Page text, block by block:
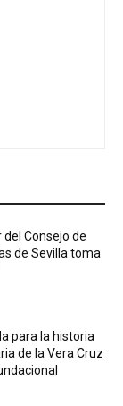
Consejo de
de Sevilla toma
para la historia
de la Vera Cruz